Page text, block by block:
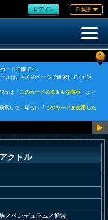
ログイン 日本語
?
ード詳細です。
ルはこちらのページで確認してくださ
等は「このカードのＱ＆Ａを表示 」より
索したい場合は「このカードを使用した
クトル
／ペンデュラム／通常